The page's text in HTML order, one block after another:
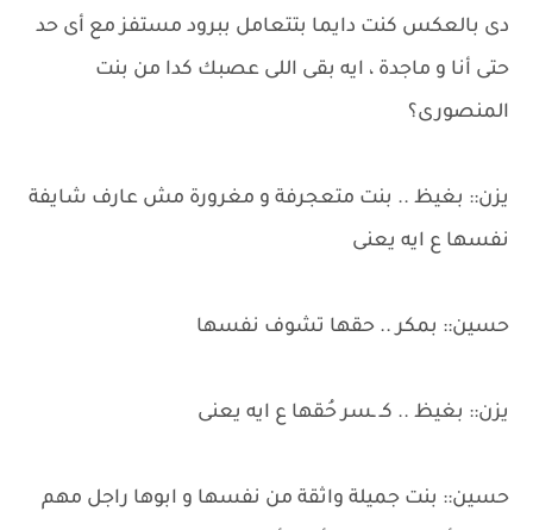
دى بالعكس كنت دايما بتتعامل ببرود مستفز مع أى حد
حتى أنا و ماجدة ، ايه بقى اللى عصبك كدا من بنت
المنصورى؟
يزن:: بغيظ .. بنت متعجرفة و مغرورة مش عارف شايفة
نفسها ع ايه يعنى
حسين:: بمكر .. حقها تشوف نفسها
يزن:: بغيظ .. كـ ـسر حُقها ع ايه يعنى
حسين:: بنت جميلة واثقة من نفسها و ابوها راجل مهم